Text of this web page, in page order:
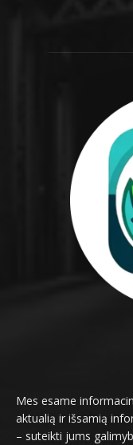
Mes esame
aktualią ir išsamią
– suteikti jums